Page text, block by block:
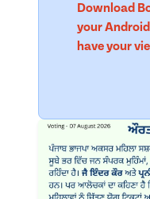
Download
your
have your